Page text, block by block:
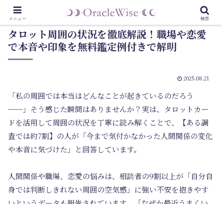
タロット周囲の状況を徹底解説！職場や恋愛
で本音や印象を無料鑑定例付きで解明
2025.08.21
「私の周囲では本当はどんなことが起きているのだろう
──」そう感じた瞬間はありませんか？実は、タロットカー
ドを活用して周囲の状況を丁寧に読み解くことで、【ある調
査では約7割】の人が「今まで気付かなかった人間関係の変化
や本音に気づけた」と回答しています。
人間関係や職場、恋愛の悩みは、相談者の9割以上が「自分自
身では判断しきれない周囲の空気感」に強い不安を抱きやす
メニュー 検索